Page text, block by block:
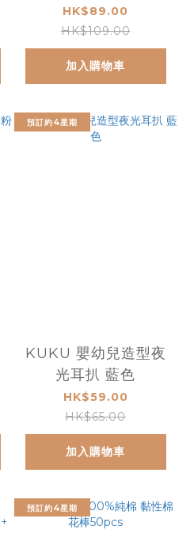
定版
HK$89.00
HK$109.00
加入購物車
預訂約4星期
KUKU 嬰幼兒造型夜
光耳扒 藍色
HK$59.00
HK$65.00
加入購物車
預訂約4星期